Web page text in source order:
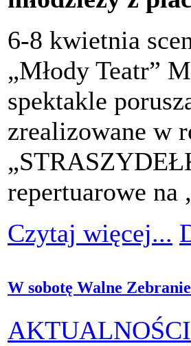
6-8 kwietnia
„Młody Teatr”
spektakle
zrealizowane w
repertuarowe
Czytaj więcej...
W sobotę Walne
AKTUALNOŚCI